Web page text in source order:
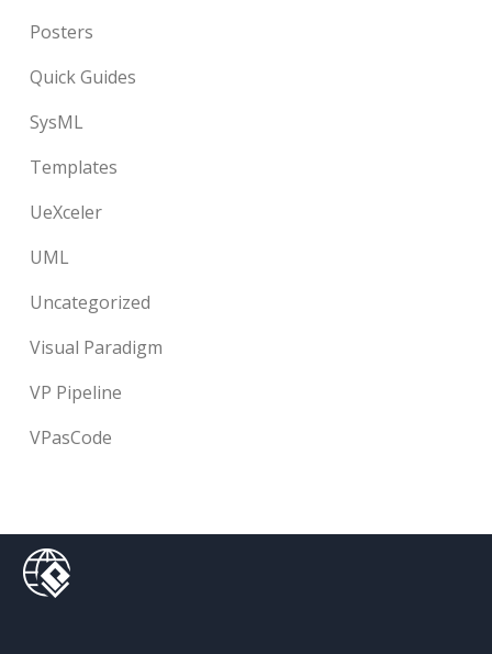
Posters
Quick Guides
SysML
Templates
UeXceler
UML
Uncategorized
Visual Paradigm
VP Pipeline
VPasCode